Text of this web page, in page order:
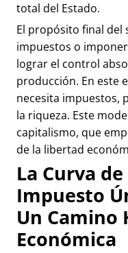
total del Estado.
El propósito final del
impuestos o
lograr el control
producción. En este
necesita impuestos,
la riqueza. Este
capitalismo, que
de la libertad
La Curva
Impuesto
Un Camino
Económica